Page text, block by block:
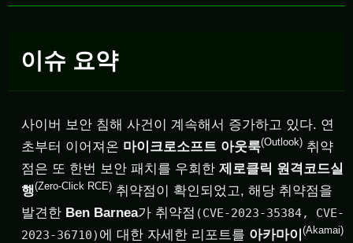
이슈 요약
사이버 보안 침해 사건이 계속해서 증가하고 있다. 연
초부터 이어져온 마이크로소프트 아웃룩(Outlook) 취약
점은 또 한번 보안 패치를 우회한 제로클릭 원격코드실
행(Zero-Click RCE) 취약점이 확인되었고, 해당 취약점을
발견한 Ben Barnea가 취약점 (CVE-2023-35384, CVE-
2023-36710) 에 대한 자세한 리포트를 아카마이 (Akamai)